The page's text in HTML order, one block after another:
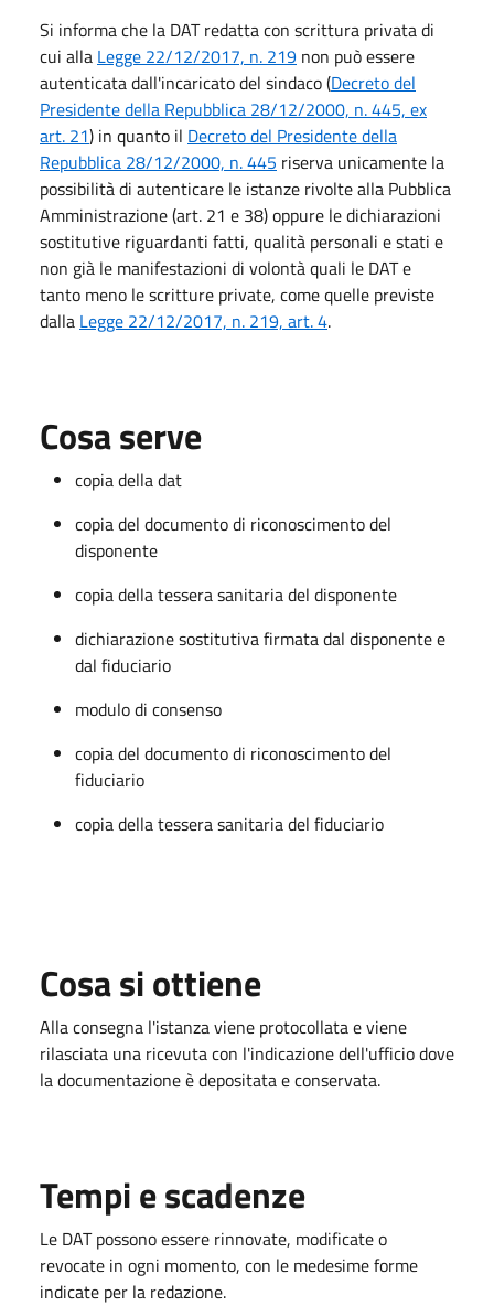
Si informa che la DAT redatta con scrittura privata di
cui alla Legge 22/12/2017, n. 219 non può essere
autenticata dall'incaricato del sindaco (Decreto del
Presidente della Repubblica 28/12/2000, n. 445, ex
art. 21) in quanto il Decreto del Presidente della
Repubblica 28/12/2000, n. 445 riserva unicamente la
possibilità di autenticare le istanze rivolte alla Pubblica
Amministrazione (art. 21 e 38) oppure le dichiarazioni
sostitutive riguardanti fatti, qualità personali e stati e
non già le manifestazioni di volontà quali le DAT e
tanto meno le scritture private, come quelle previste
dalla Legge 22/12/2017, n. 219, art. 4.
Cosa serve
copia della dat
copia del documento di riconoscimento del
disponente
copia della tessera sanitaria del disponente
dichiarazione sostitutiva firmata dal disponente e
dal fiduciario
modulo di consenso
copia del documento di riconoscimento del
fiduciario
copia della tessera sanitaria del fiduciario
Cosa si ottiene
Alla consegna l'istanza viene protocollata e viene
rilasciata una ricevuta con l'indicazione dell'ufficio dove
la documentazione è depositata e conservata.
Tempi e scadenze
Le DAT possono essere rinnovate, modificate o
revocate in ogni momento, con le medesime forme
indicate per la redazione.